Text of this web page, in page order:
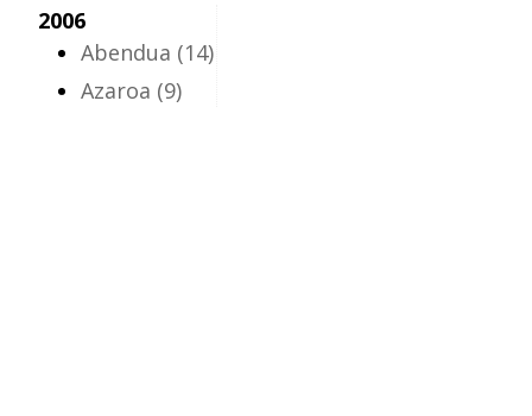
2006
Abendua (14)
Azaroa (9)